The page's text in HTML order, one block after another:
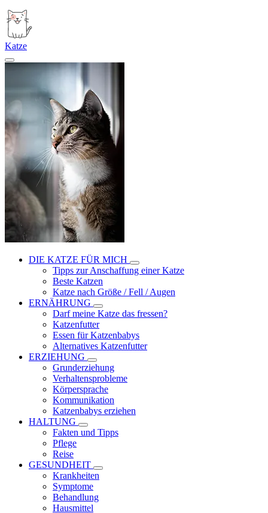
Katze
DIE KATZE FÜR MICH
Tipps zur Anschaffung einer Katze
Beste Katzen
Katze nach Größe / Fell / Augen
ERNÄHRUNG
Darf meine Katze das fressen?
Katzenfutter
Essen für Katzenbabys
Alternatives Katzenfutter
ERZIEHUNG
Grunderziehung
Verhaltensprobleme
Körpersprache
Kommunikation
Katzenbabys erziehen
HALTUNG
Fakten und Tipps
Pflege
Reise
GESUNDHEIT
Krankheiten
Symptome
Behandlung
Hausmittel